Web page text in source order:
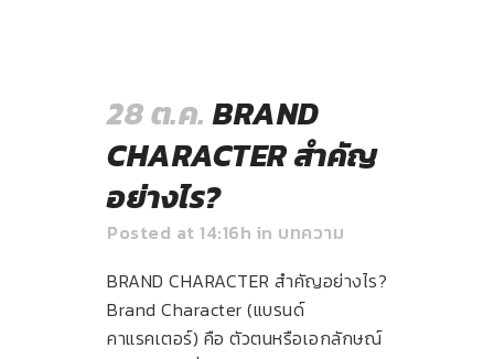
28 ต.ค. BRAND
CHARACTER สำคัญ
อย่างไร?
Posted at 14:16h in บทความ
BRAND CHARACTER สำคัญอย่างไร?
Brand Character (แบรนด์
คาแรคเตอร์) คือ ตัวตนหรือเอกลักษณ์